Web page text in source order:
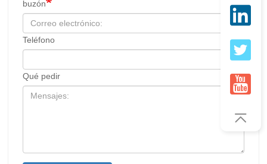
buzón
Teléfono
Qué pedir